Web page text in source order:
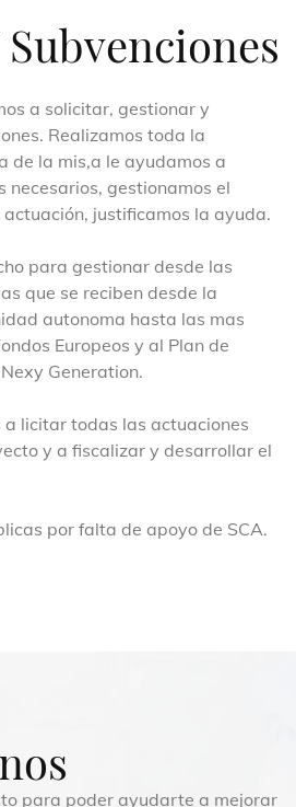
a solicitar, gestionar y
Realizamos toda la
de la mis,a le ayudamos a
necesarios, gestionamos el
justificamos la ayuda.
para gestionar desde las
que se reciben desde la
autonoma hasta las mas
Europeos y al Plan de
Generation.
licitar todas las actuaciones
y a fiscalizar y desarrollar el
por falta de apoyo de SCA.
para poder ayudarte a mejorar